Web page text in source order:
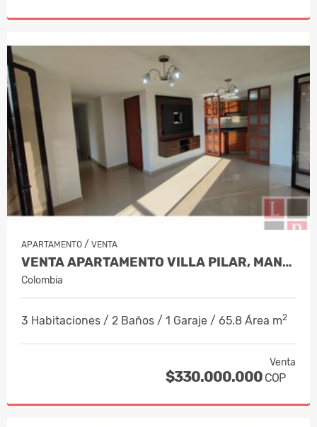
APARTAMENTO / VENTA
VENTA APARTAMENTO VILLA PILAR, MANIZA…
Colombia
3 Habitaciones / 2 Baños / 1 Garaje / 65.8 Área m2
Venta
$330.000.000 COP